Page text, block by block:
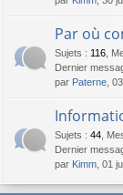
Par où
Sujets : 116
Dernier
par Paterne ,
Sujets : 44
Dernier
par Kimm , 01